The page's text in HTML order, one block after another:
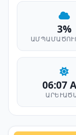
3%
06:07